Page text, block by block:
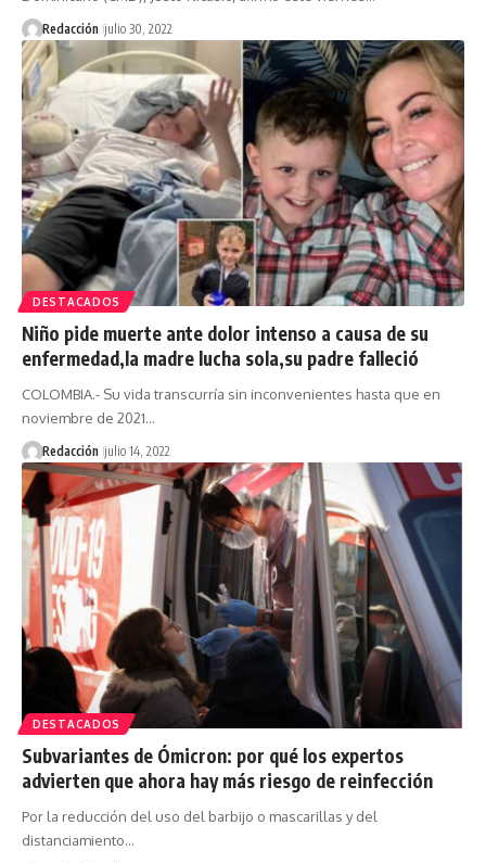
Redacción julio 30, 2022
DESTACADOS
Niño pide muerte ante dolor intenso a causa de su
enfermedad,la madre lucha sola,su padre falleció
COLOMBIA.- Su vida transcurría sin inconvenientes hasta que en
noviembre de 2021…
Redacción julio 14, 2022
DESTACADOS
Subvariantes de Ómicron: por qué los expertos
advierten que ahora hay más riesgo de reinfección
Por la reducción del uso del barbijo o mascarillas y del
distanciamiento…